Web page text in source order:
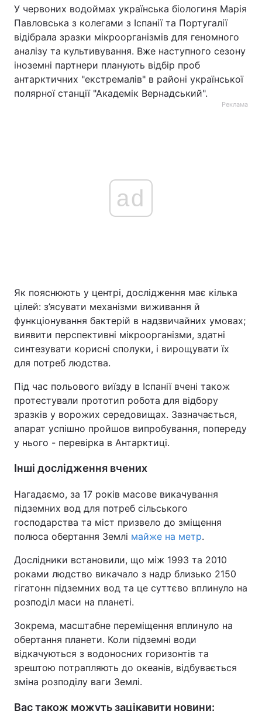
У червоних водоймах українська біологиня Марія
Павловська з колегами з Іспанії та Португалії
відібрала зразки мікроорганізмів для геномного
аналізу та культивування. Вже наступного сезону
іноземні партнери планують відбір проб
антарктичних "екстремалів" в районі української
полярної станції "Академік Вернадський".
Реклама
ad
Як пояснюють у центрі, дослідження має кілька
цілей: з’ясувати механізми виживання й
функціонування бактерій в надзвичайних умовах;
виявити перспективні мікроорганізми, здатні
синтезувати корисні сполуки, і вирощувати їх
для потреб людства.
Під час польового виїзду в Іспанії вчені також
протестували прототип робота для відбору
зразків у ворожих середовищах. Зазначається,
апарат успішно пройшов випробування, попереду
у нього - перевірка в Антарктиці.
Інші дослідження вчених
Нагадаємо, за 17 років масове викачування
підземних вод для потреб сільського
господарства та міст призвело до зміщення
полюса обертання Землі майже на метр.
Дослідники встановили, що між 1993 та 2010
роками людство викачало з надр близько 2150
гігатонн підземних вод та це суттєво вплинуло на
розподіл маси на планеті.
Зокрема, масштабне переміщення вплинуло на
обертання планети. Коли підземні води
відкачуються з водоносних горизонтів та
зрештою потрапляють до океанів, відбувається
зміна розподілу ваги Землі.
Вас також можуть зацікавити новини: